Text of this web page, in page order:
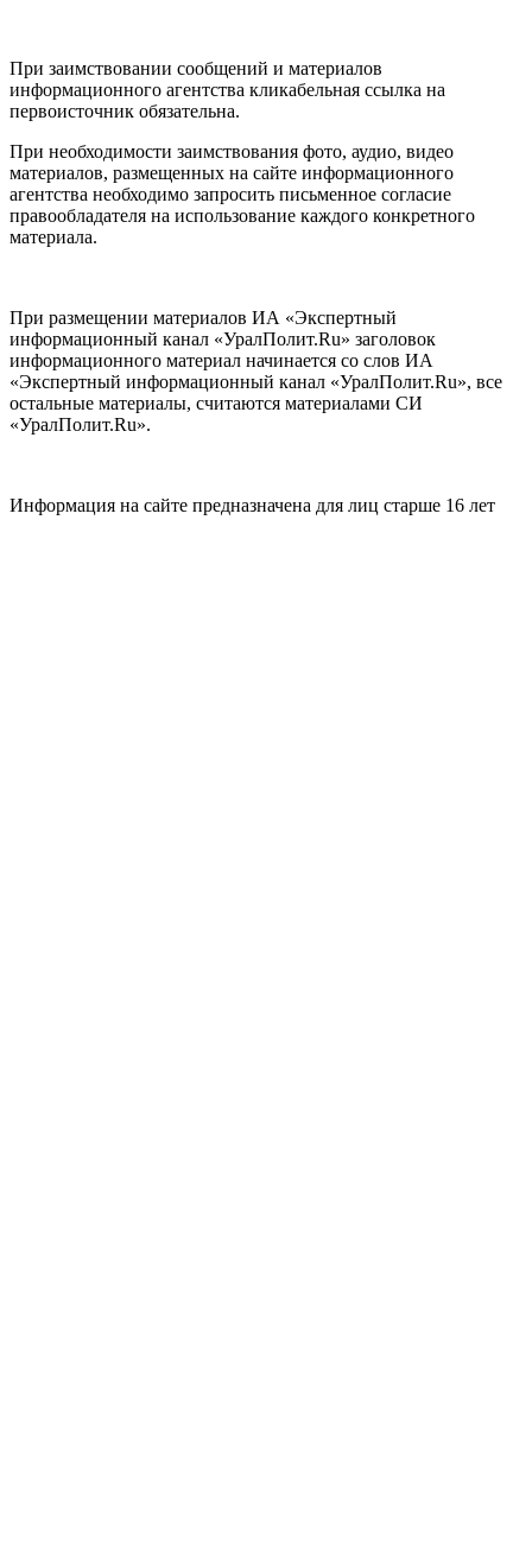
При заимствовании сообщений и материалов
информационного агентства кликабельная ссылка на
первоисточник обязательна.
При необходимости заимствования фото, аудио, видео
материалов, размещенных на сайте информационного
агентства необходимо запросить письменное согласие
правообладателя на использование каждого конкретного
материала.
При размещении материалов ИА «Экспертный
информационный канал «УралПолит.Ru» заголовок
информационного материал начинается со слов ИА
«Экспертный информационный канал «УралПолит.Ru», все
остальные материалы, считаются материалами СИ
«УралПолит.Ru».
Информация на сайте предназначена для лиц старше 16 лет